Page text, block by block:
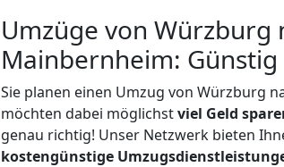
Umzüge von Würzburg
Mainbernheim:
Sie planen einen Umzug von Würzburg
möchten dabei möglichstviel Geld
genau richtig! Unser Netzwerk bieten
kostengünstige